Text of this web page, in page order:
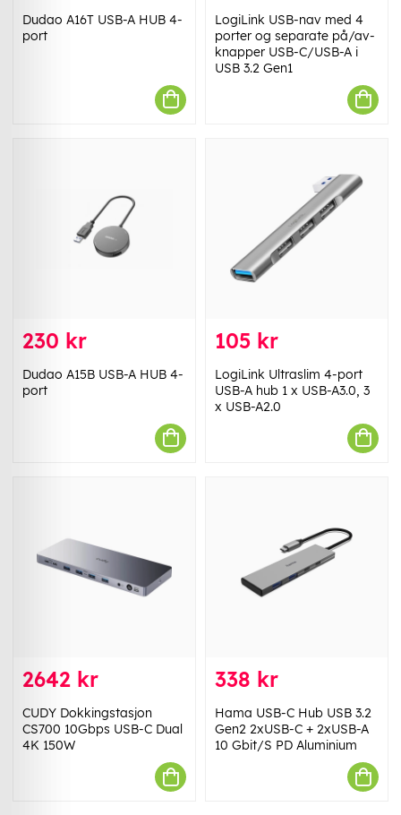
Dudao A16T USB-A HUB 4-
port
LogiLink USB-nav med 4
porter og separate på/av-
knapper USB-C/USB-A i
USB 3.2 Gen1
230 kr
Dudao A15B USB-A HUB 4-
port
105 kr
LogiLink Ultraslim 4-port
USB-A hub 1 x USB-A3.0, 3
x USB-A2.0
2642 kr
CUDY Dokkingstasjon
CS700 10Gbps USB-C Dual
4K 150W
338 kr
Hama USB-C Hub USB 3.2
Gen2 2xUSB-C + 2xUSB-A
10 Gbit/S PD Aluminium